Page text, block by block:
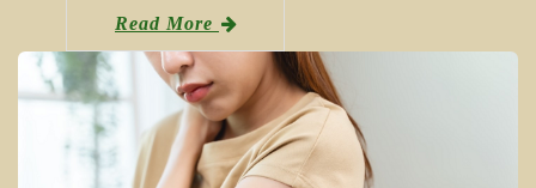
Read More